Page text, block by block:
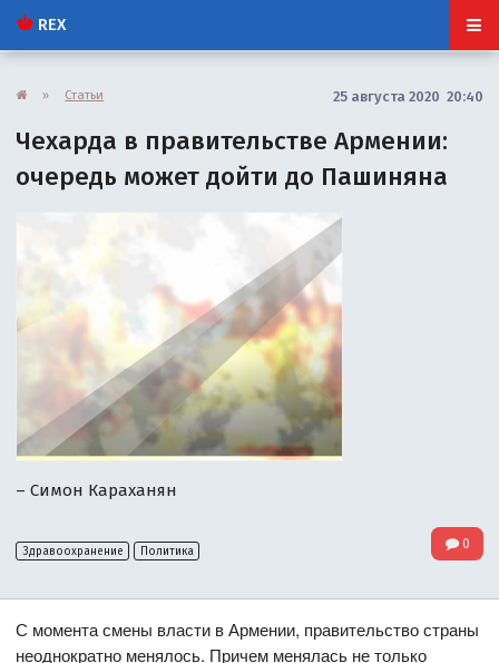
REX
» Статьи 25 августа 2020 20:40
Чехарда в правительстве Армении:
очередь может дойти до Пашиняна
– Симон Караханян
Здравоохранение Политика 0
С момента смены власти в Армении, правительство страны
неоднократно менялось. Причем менялась не только